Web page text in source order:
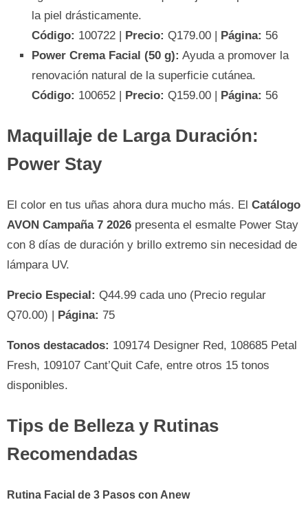
la piel drásticamente.
Código: 100722 | Precio: Q179.00 | Página: 56
Power Crema Facial (50 g): Ayuda a promover la
renovación natural de la superficie cutánea.
Código: 100652 | Precio: Q159.00 | Página: 56
Maquillaje de Larga Duración:
Power Stay
El color en tus uñas ahora dura mucho más. El Catálogo
AVON Campaña 7 2026 presenta el esmalte Power Stay
con 8 días de duración y brillo extremo sin necesidad de
lámpara UV.
Precio Especial: Q44.99 cada uno (Precio regular
Q70.00) | Página: 75
Tonos destacados: 109174 Designer Red, 108685 Petal
Fresh, 109107 Cant’Quit Cafe, entre otros 15 tonos
disponibles.
Tips de Belleza y Rutinas
Recomendadas
Rutina Facial de 3 Pasos con Anew